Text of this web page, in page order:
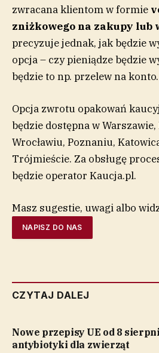
zwracana klientom w formie
zniżkowego na zakupy lub
precyzuje jednak, jak będzie
opcja – czy pieniądze będzie
będzie to np. przelew na konto.
Opcja zwrotu opakowań
będzie dostępna w
Wrocławiu, Poznaniu,
Trójmieście. Za obsługę
będzie operator Kaucja.pl.
Masz sugestie, uwagi albo
NAPISZ DO NAS
CZYTAJ DALEJ
Nowe przepisy UE od 8
antybiotyki dla zwierząt